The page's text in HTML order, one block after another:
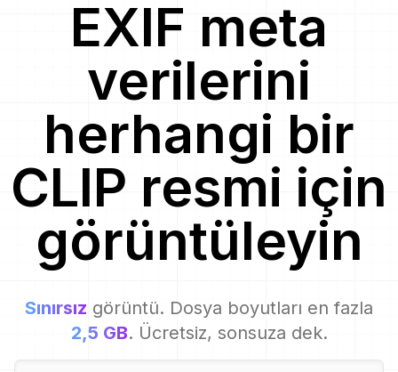
EXIF meta
verilerini
herhangi bir
CLIP resmi için
görüntüleyin
Sınırsız görüntü. Dosya boyutları en fazla
2,5 GB. Ücretsiz, sonsuza dek.